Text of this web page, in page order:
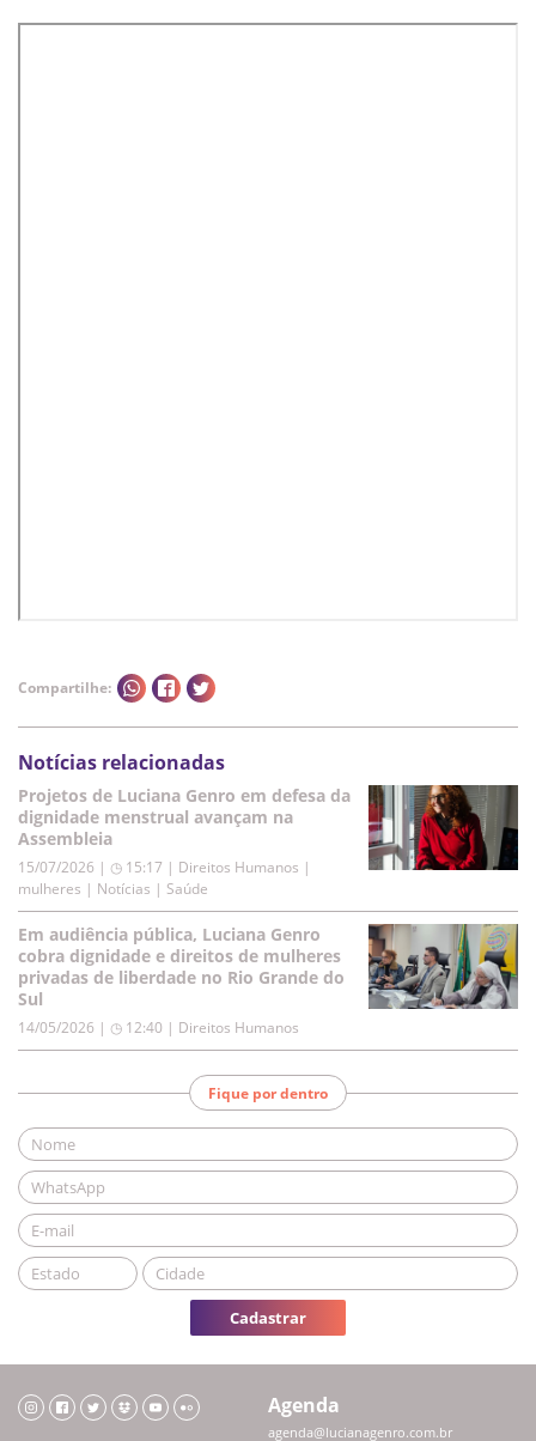
Compartilhe:
Notícias relacionadas
Projetos de Luciana Genro em defesa da
dignidade menstrual avançam na
Assembleia
15/07/2026 | ◷ 15:17 | Direitos Humanos |
mulheres | Notícias | Saúde
Em audiência pública, Luciana Genro
cobra dignidade e direitos de mulheres
privadas de liberdade no Rio Grande do
Sul
14/05/2026 | ◷ 12:40 | Direitos Humanos
Fique por dentro
Cadastrar
Agenda
agenda@lucianagenro.com.br